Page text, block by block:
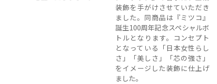
装飾を手がけさせていただき
ました。同商品は『ミツコ』
誕生100周年記念スペシャルボ
トルとなります。コンセプト
となっている「日本女性らし
さ」「美しさ」「芯の強さ」
をイメージした装飾に仕上げ
ました。